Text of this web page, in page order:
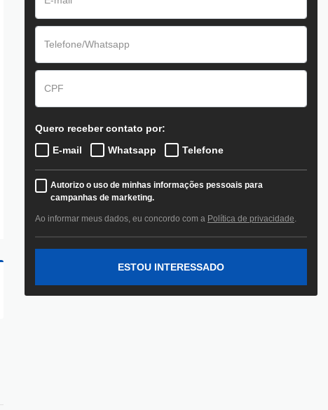
Quero receber contato por:
E-mail
Whatsapp Telefone
Autorizo o uso de minhas informações pessoais para
campanhas de marketing.
Ao informar meus dados, eu concordo com a Política de privacidade
ESTOU INTERESSADO